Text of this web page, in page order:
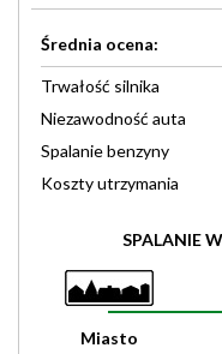
Średnia ocena:
Trwałość silnika
Niezawodność auta
Spalanie benzyny
Koszty utrzymania
SPALANIE
Miasto